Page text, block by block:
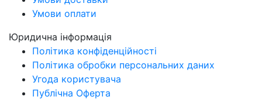
Умови оплати
Юридична інформація
Політика конфіденційності
Політика обробки персональних даних
Угода користувача
Публічна Оферта